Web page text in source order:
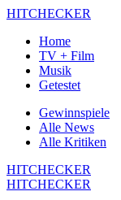
HITCHECKER
Home
TV + Film
Musik
Getestet
Gewinnspiele
Alle News
Alle Kritiken
HITCHECKER
HITCHECKER